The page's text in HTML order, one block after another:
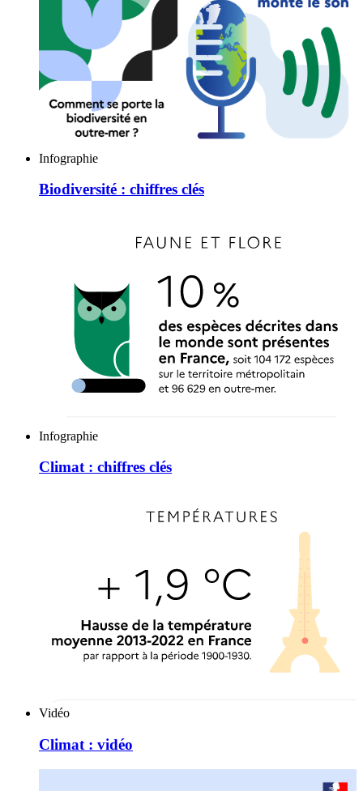
Infographie
Biodiversité : chiffres clés
Infographie
Climat : chiffres clés
Vidéo
Climat : vidéo